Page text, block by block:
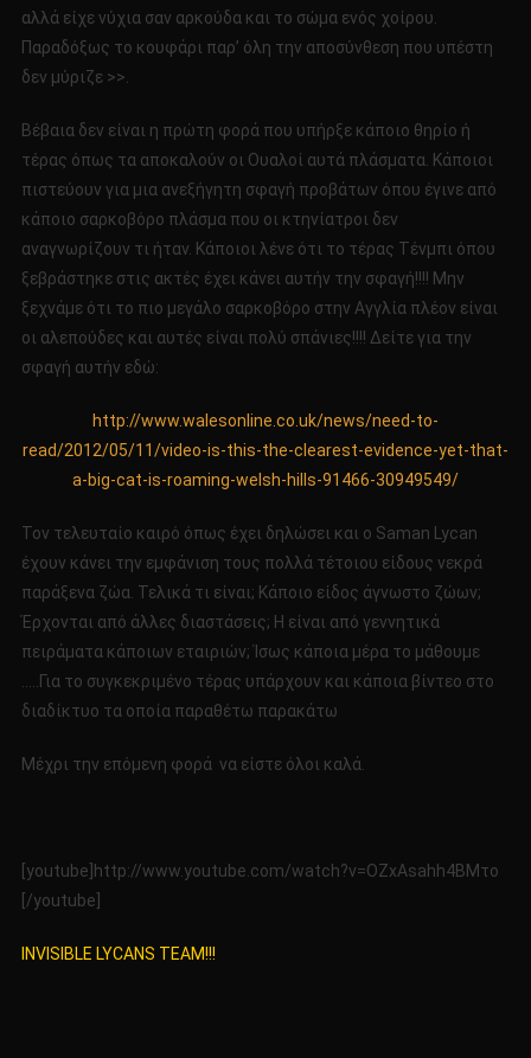
αλλά είχε νύχια σαν αρκούδα και το σώμα ενός χοίρου.
Παραδόξως το κουφάρι παρ’ όλη την αποσύνθεση που υπέστη
δεν μύριζε >>.
Βέβαια δεν είναι η πρώτη φορά που υπήρξε κάποιο θηρίο ή
τέρας όπως τα αποκαλούν οι Ουαλοί αυτά πλάσματα. Κάποιοι
πιστεύουν για μια ανεξήγητη σφαγή προβάτων όπου έγινε από
κάποιο σαρκοβόρο πλάσμα που οι κτηνίατροι δεν
αναγνωρίζουν τι ήταν. Κάποιοι λένε ότι το τέρας Τένμπι όπου
ξεβράστηκε στις ακτές έχει κάνει αυτήν την σφαγή!!!! Μην
ξεχνάμε ότι το πιο μεγάλο σαρκοβόρο στην Αγγλία πλέον είναι
οι αλεπούδες και αυτές είναι πολύ σπάνιες!!!! Δείτε για την
σφαγή αυτήν εδώ:
http://www.walesonline.co.uk/news/need-to-
read/2012/05/11/video-is-this-the-clearest-evidence-yet-that-
a-big-cat-is-roaming-welsh-hills-91466-30949549/
Τον τελευταίο καιρό όπως έχει δηλώσει και ο Saman Lycan
έχουν κάνει την εμφάνιση τους πολλά τέτοιου είδους νεκρά
παράξενα ζώα. Τελικά τι είναι; Κάποιο είδος άγνωστο ζώων;
Έρχονται από άλλες διαστάσεις; Η είναι από γεννητικά
πειράματα κάποιων εταιριών; Ίσως κάποια μέρα το μάθουμε
…..Για το συγκεκριμένο τέρας υπάρχουν και κάποια βίντεο στο
διαδίκτυο τα οποία παραθέτω παρακάτω
Μέχρι την επόμενη φορά να είστε όλοι καλά.
[youtube]http://www.youtube.com/watch?v=OZxAsahh4BMτο
[/youtube]
INVISIBLE LYCANS TEAM!!!